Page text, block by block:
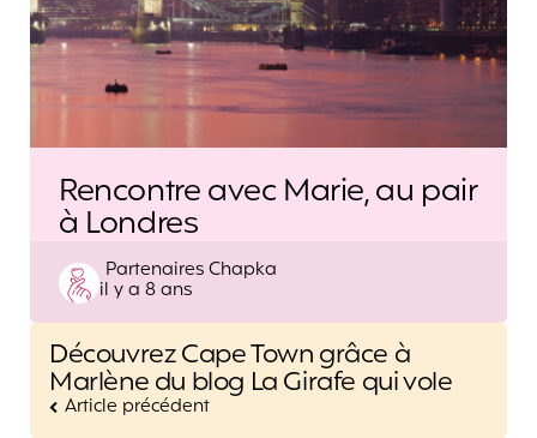
Rencontre avec Marie, au pair
à Londres
Posted
by
Partenaires Chapka
il y a 8 ans
Post
navigation
Découvrez Cape Town grâce à
Marlène du blog La Girafe qui vole
Article précédent